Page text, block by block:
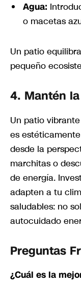
Agua:
o macetas
Un patio
pequeño
4. Mantén
Un patio
es
desde la
marchitas o
de energía.
adapten a tu
saludables: no
autocuidado
Preguntas
¿Cuál es la